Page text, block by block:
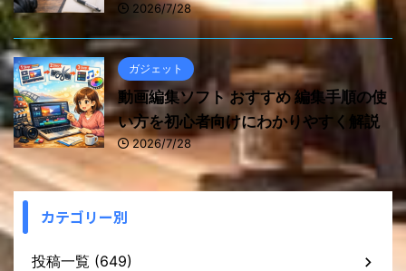
2026/7/28
ガジェット
動画編集ソフト おすすめ 編集手順の使
い方を初心者向けにわかりやすく解説
2026/7/28
カテゴリー別
投稿一覧 (649)